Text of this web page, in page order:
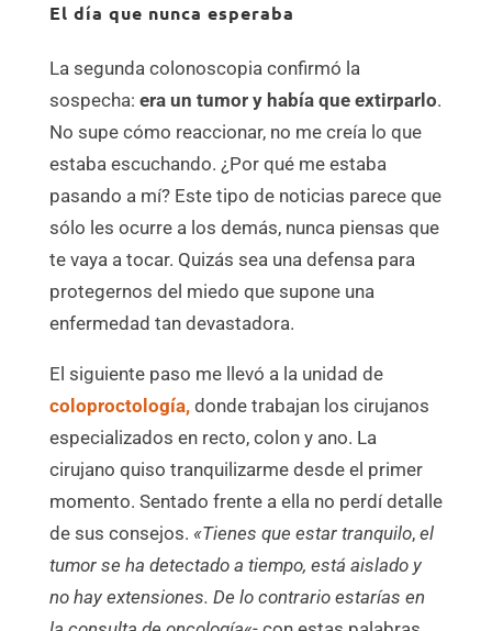
El día que nunca esperaba
La segunda colonoscopia confirmó la
sospecha: era un tumor y había que extirparlo.
No supe cómo reaccionar, no me creía lo que
estaba escuchando. ¿Por qué me estaba
pasando a mí? Este tipo de noticias parece que
sólo les ocurre a los demás, nunca piensas que
te vaya a tocar. Quizás sea una defensa para
protegernos del miedo que supone una
enfermedad tan devastadora.
El siguiente paso me llevó a la unidad de
coloproctología,donde trabajan los cirujanos
especializados en recto, colon y ano. La
cirujano quiso tranquilizarme desde el primer
momento. Sentado frente a ella no perdí detalle
de sus consejos. «Tienes que estar tranquilo, el
tumor se ha detectado a tiempo, está aislado y
no hay extensiones. De lo contrario estarías en